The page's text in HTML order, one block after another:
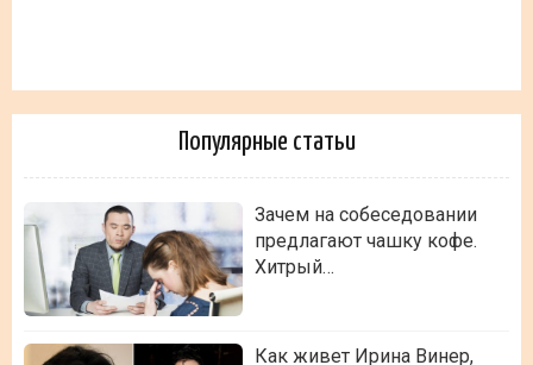
Популярные статьи
Зачем на собеседовании
предлагают чашку кофе.
Хитрый…
Как живет Ирина Винер,